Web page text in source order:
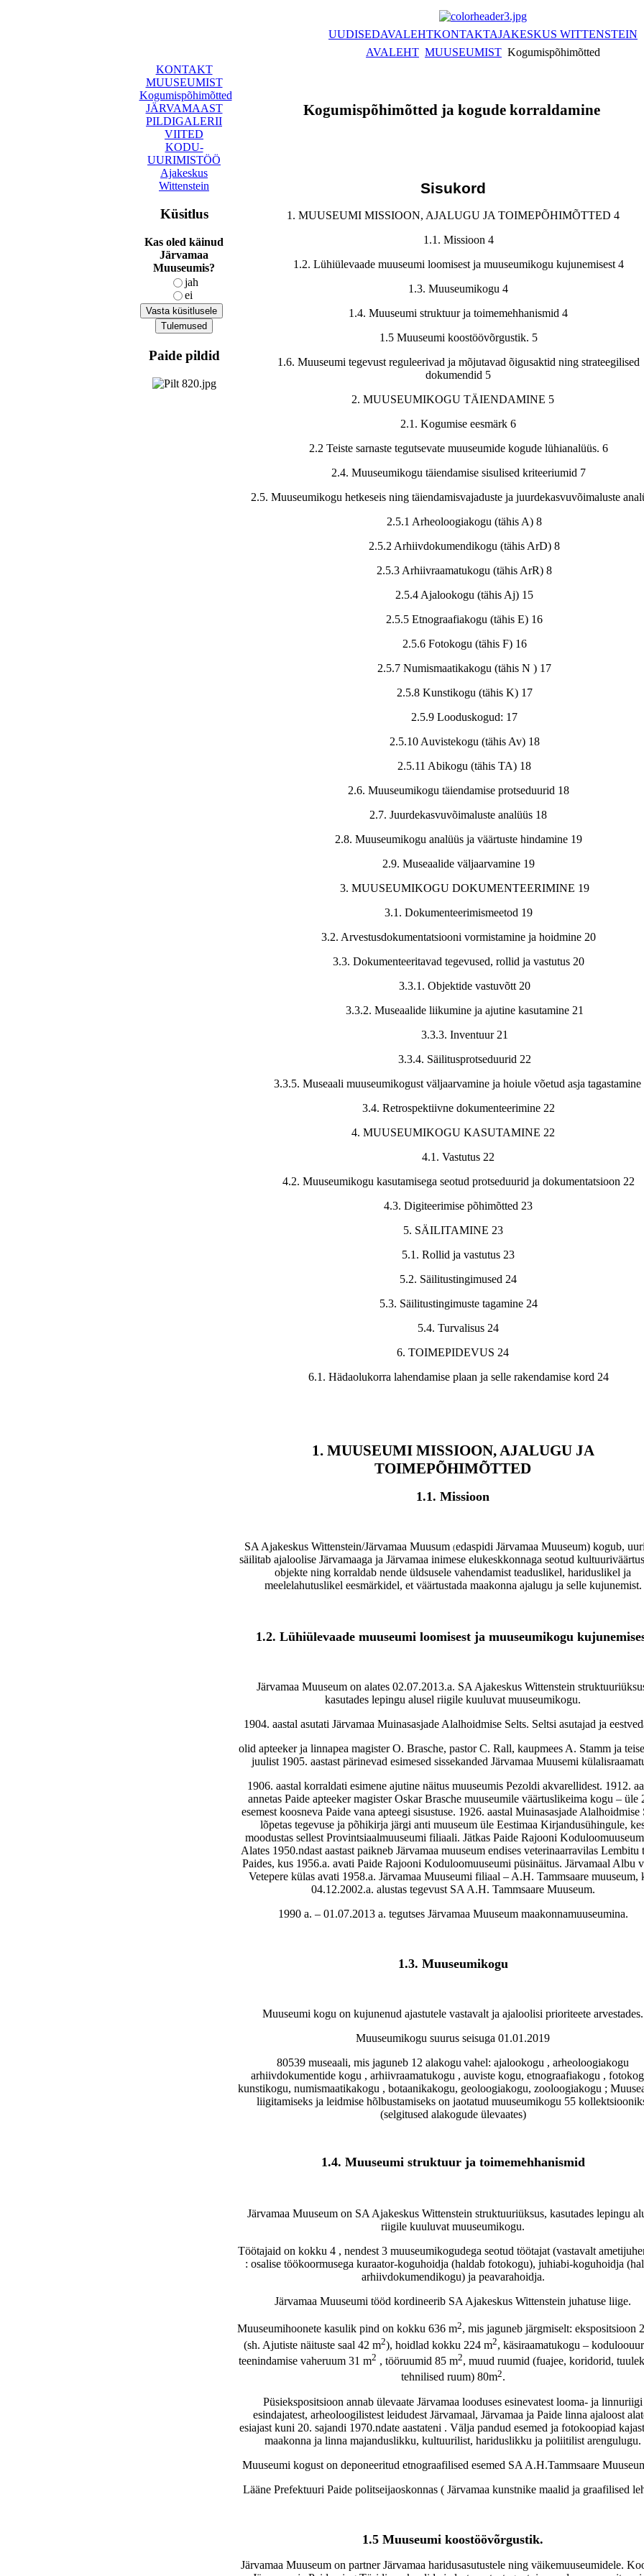
UUDISEDAVALEHTKONTAKTAJAKESKUS WITTENSTEIN
AVALEHT MUUSEUMIST Kogumispõhimõtted
KONTAKT
MUUSEUMIST
Kogumispõhimõtted
JÄRVAMAAST
PILDIGALERII
VIITED
KODU-
UURIMISTÖÖ
Ajakeskus
Wittenstein
Küsitlus
Kas oled käinud
Järvamaa
Muuseumis?
jah
ei
Paide pildid
Kogumispõhimõtted ja kogude korraldamine
Sisukord
1. MUUSEUMI MISSIOON, AJALUGU JA TOIMEPÕHIMÕTTED 4
1.1. Missioon 4
1.2. Lühiülevaade muuseumi loomisest ja muuseumikogu kujunemisest 4
1.3. Muuseumikogu 4
1.4. Muuseumi struktuur ja toimemehhanismid 4
1.5 Muuseumi koostöövõrgustik. 5
1.6. Muuseumi tegevust reguleerivad ja mõjutavad õigusaktid ning strateegilised
dokumendid 5
2. MUUSEUMIKOGU TÄIENDAMINE 5
2.1. Kogumise eesmärk 6
2.2 Teiste sarnaste tegutsevate muuseumide kogude lühianalüüs. 6
2.4. Muuseumikogu täiendamise sisulised kriteeriumid 7
2.5. Muuseumikogu hetkeseis ning täiendamisvajaduste ja juurdekasvuvõimaluste
2.5.1 Arheoloogiakogu (tähis A) 8
2.5.2 Arhiivdokumendikogu (tähis ArD) 8
2.5.3 Arhiivraamatukogu (tähis ArR) 8
2.5.4 Ajalookogu (tähis Aj) 15
2.5.5 Etnograafiakogu (tähis E) 16
2.5.6 Fotokogu (tähis F) 16
2.5.7 Numismaatikakogu (tähis N ) 17
2.5.8 Kunstikogu (tähis K) 17
2.5.9 Looduskogud: 17
2.5.10 Auvistekogu (tähis Av) 18
2.5.11 Abikogu (tähis TA) 18
2.6. Muuseumikogu täiendamise protseduurid 18
2.7. Juurdekasvuvõimaluste analüüs 18
2.8. Muuseumikogu analüüs ja väärtuste hindamine 19
2.9. Museaalide väljaarvamine 19
3. MUUSEUMIKOGU DOKUMENTEERIMINE 19
3.1. Dokumenteerimismeetod 19
3.2. Arvestusdokumentatsiooni vormistamine ja hoidmine 20
3.3. Dokumenteeritavad tegevused, rollid ja vastutus 20
3.3.1. Objektide vastuvõtt 20
3.3.2. Museaalide liikumine ja ajutine kasutamine 21
3.3.3. Inventuur 21
3.3.4. Säilitusprotseduurid 22
3.3.5. Museaali muuseumikogust väljaarvamine ja hoiule võetud asja tagastamine
3.4. Retrospektiivne dokumenteerimine 22
4. MUUSEUMIKOGU KASUTAMINE 22
4.1. Vastutus 22
4.2. Muuseumikogu kasutamisega seotud protseduurid ja dokumentatsioon 22
4.3. Digiteerimise põhimõtted 23
5. SÄILITAMINE 23
5.1. Rollid ja vastutus 23
5.2. Säilitustingimused 24
5.3. Säilitustingimuste tagamine 24
5.4. Turvalisus 24
6. TOIMEPIDEVUS 24
6.1. Hädaolukorra lahendamise plaan ja selle rakendamise kord 24
1. MUUSEUMI MISSIOON, AJALUGU JA
TOIMEPÕHIMÕTTED
1.1. Missioon
SA Ajakeskus Wittenstein/Järvamaa Muusum (edaspidi Järvamaa Muuseum) kogub,
säilitab ajaloolise Järvamaaga ja Järvamaa inimese elukeskkonnaga seotud
objekte ning korraldab nende üldsusele vahendamist teaduslikel, hariduslikel ja
meelelahutuslikel eesmärkidel, et väärtustada maakonna ajalugu ja selle kujunemist.
1.2. Lühiülevaade muuseumi loomisest ja muuseumikogu
Järvamaa Muuseum on alates 02.07.2013.a. SA Ajakeskus Wittenstein
kasutades lepingu alusel riigile kuuluvat muuseumikogu.
1904. aastal asutati Järvamaa Muinasasjade Alalhoidmise Selts. Seltsi asutajad ja
olid apteeker ja linnapea magister O. Brasche, pastor C. Rall, kaupmees A. Stamm ja
juulist 1905. aastast pärinevad esimesed sissekanded Järvamaa Muusemi
1906. aastal korraldati esimene ajutine näitus muuseumis Pezoldi akvarellidest. 1912.
annetas Paide apteeker magister Oskar Brasche muuseumile väärtuslikeima kogu – üle
esemest koosneva Paide vana apteegi sisustuse. 1926. aastal Muinasasjade Alalhoidmise
lõpetas tegevuse ja põhikirja järgi anti muuseum üle Eestimaa Kirjandusühingule,
moodustas sellest Provintsiaalmuuseumi filiaali. Jätkas Paide Rajooni
Alates 1950.ndast aastast paikneb Järvamaa muuseum endises veterinaarravilas Lembitu
Paides, kus 1956.a. avati Paide Rajooni Koduloomuuseumi püsinäitus. Järvamaal Albu
Vetepere külas avati 1958.a. Järvamaa Muuseumi filiaal – A.H. Tammsaare muuseum,
04.12.2002.a. alustas tegevust SA A.H. Tammsaare Muuseum.
1990 a. – 01.07.2013 a. tegutses Järvamaa Muuseum maakonnamuuseumina.
1.3. Muuseumikogu
Muuseumi kogu on kujunenud ajastutele vastavalt ja ajaloolisi prioriteete arvestades.
Muuseumikogu suurus seisuga 01.01.2019
80539 museaali, mis jaguneb 12 alakogu vahel: ajalookogu , arheoloogiakogu
arhiivdokumentide kogu , arhiivraamatukogu , auviste kogu, etnograafiakogu ,
kunstikogu, numismaatikakogu , botaanikakogu, geoloogiakogu, zooloogiakogu ;
liigitamiseks ja leidmise hõlbustamiseks on jaotatud muuseumikogu 55
(selgitused alakogude ülevaates)
1.4. Muuseumi struktuur ja toimemehhanismid
Järvamaa Muuseum on SA Ajakeskus Wittenstein struktuuriüksus, kasutades lepingu
riigile kuuluvat muuseumikogu.
Töötajaid on kokku 4 , nendest 3 muuseumikogudega seotud töötajat (vastavalt
: osalise töökoormusega kuraator-koguhoidja (haldab fotokogu), juhiabi-koguhoidja
arhiivdokumendikogu) ja peavarahoidja.
Järvamaa Muuseumi tööd kordineerib SA Ajakeskus Wittenstein juhatuse liige.
Muuseumihoonete kasulik pind on kokku 636 m2, mis jaguneb järgmiselt: ekspositsioon
(sh. Ajutiste näituste saal 42 m2), hoidlad kokku 224 m2, käsiraamatukogu –
teenindamise vaheruum 31 m2 , tööruumid 85 m2, muud ruumid (fuajee, koridorid,
tehnilised ruum) 80m2.
Püsiekspositsioon annab ülevaate Järvamaa looduses esinevatest looma- ja linnuriigi
esindajatest, arheoloogilistest leidudest Järvamaal, Järvamaa ja Paide linna ajaloost
esiajast kuni 20. sajandi 1970.ndate aastateni . Välja pandud esemed ja fotokoopiad
maakonna ja linna majanduslikku, kultuurilist, hariduslikku ja poliitilist arengulugu.
Muuseumi kogust on deponeeritud etnograafilised esemed SA A.H.Tammsaare
Lääne Prefektuuri Paide politseijaoskonnas ( Järvamaa kunstnike maalid ja graafilised
1.5 Muuseumi koostöövõrgustik.
Järvamaa Muuseum on partner Järvamaa haridusasutustele ning väikemuuseumidele.